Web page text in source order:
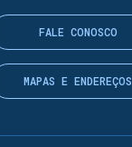
FALE CONOSCO
MAPAS E ENDEREÇOS